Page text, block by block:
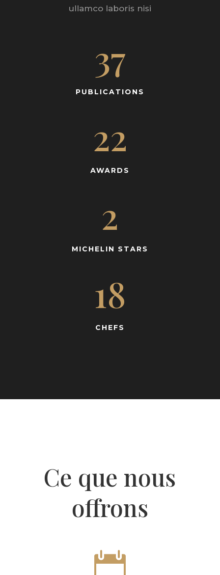
ullamco laboris nisi
37
PUBLICATIONS
22
AWARDS
2
MICHELIN STARS
18
CHEFS
Ce que nous
offrons
